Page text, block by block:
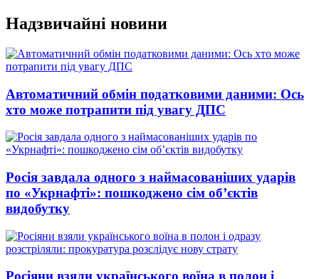
Перейти
до
вмісту
Надзвичайні новини
Автоматичний обмін податковими даними: Ось
хто може потрапити під увагу ДПС
Росія завдала одного з наймасованіших ударів
по «Укрнафті»: пошкоджено сім об’єктів
видобутку